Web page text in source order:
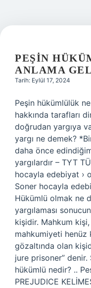
PEŞIN
ANLAMA
Tarih: Eylül 17, 2024
Peşin hükümlülük
hakkında tarafları
doğrudan yargıya
yargı ne demek?
daha önce
yargılardır – TYT
hocayla edebiyat ›
Soner hocayla
Hükümlü olmak ne
yargılaması
kişidir. Mahkum
mahkumiyeti henüz
gözaltında olan
jure prisoner” denir.
hükümlü nedir? ..
PREJUDICE